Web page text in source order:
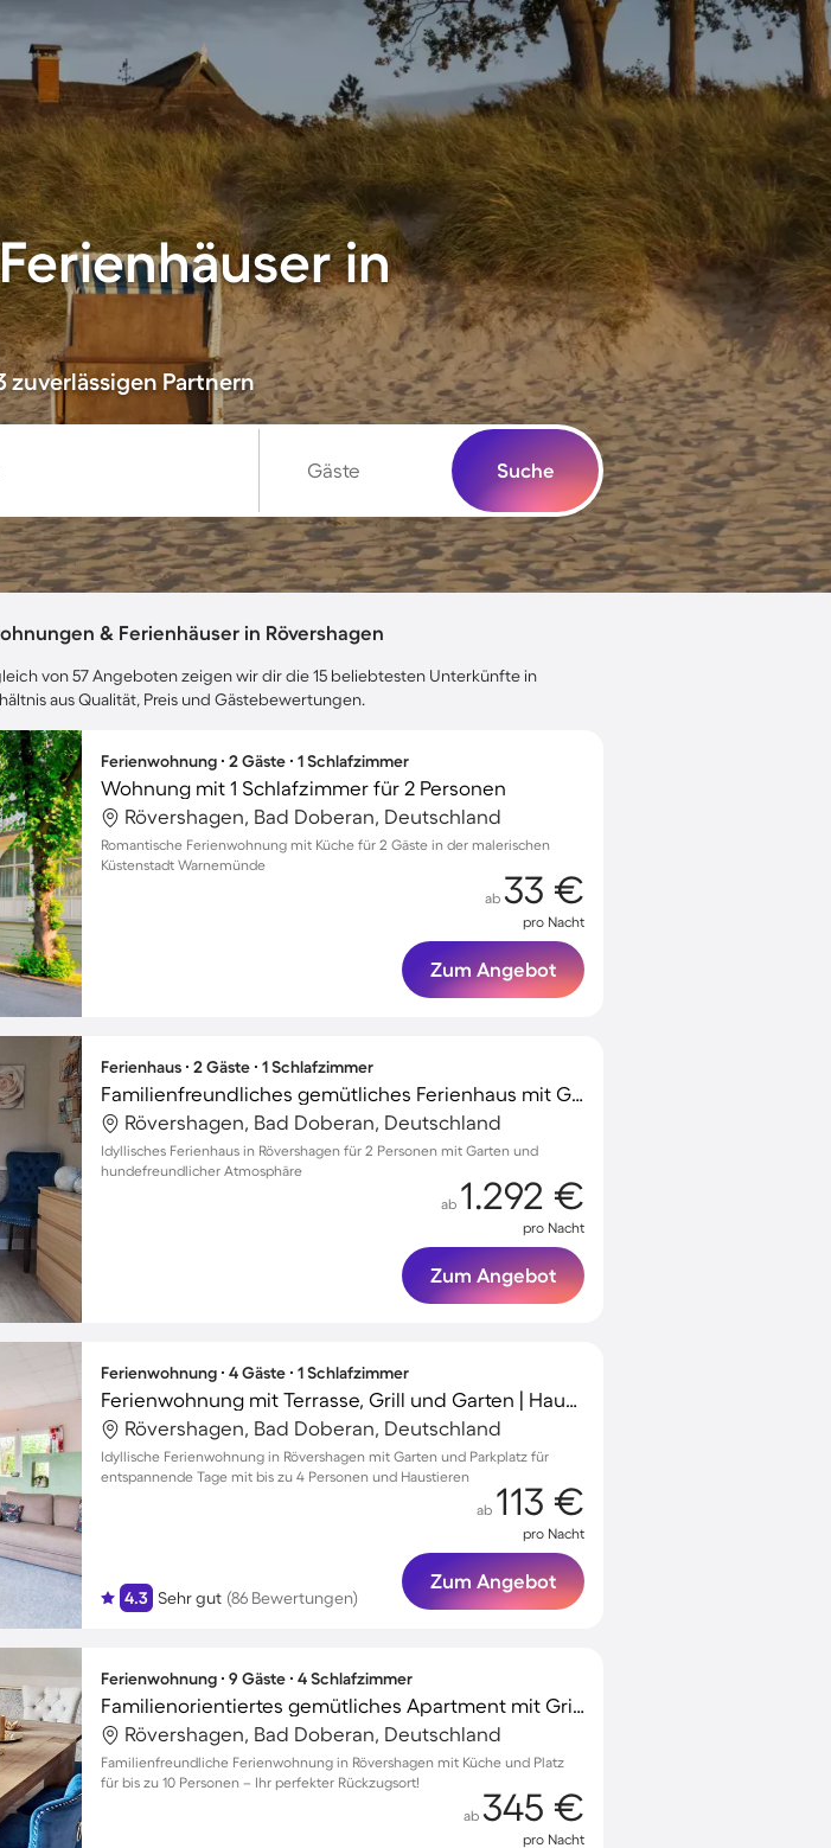
in
zuverlässigen Partnern
Gäste Suche
& Ferienhäuser in Rövershagen
von 57 Angeboten zeigen wir dir die 15 beliebtesten Unterkünfte in
aus Qualität, Preis und Gästebewertungen.
Ferienwohnung ∙ 2 Gäste ∙ 1 Schlafzimmer
Wohnung mit 1 Schlafzimmer für 2 Personen
Rövershagen, Bad Doberan, Deutschland
Romantische Ferienwohnung mit Küche für 2 Gäste in der malerischen
Küstenstadt Warnemünde
ab 33 €
pro Nacht
Zum Angebot
Ferienhaus ∙ 2 Gäste ∙ 1 Schlafzimmer
Familienfreundliches gemütliches Ferienhaus mit Garten, Grill und Terrasse | Haustierfreundlich
Rövershagen, Bad Doberan, Deutschland
Idyllisches Ferienhaus in Rövershagen für 2 Personen mit Garten und
hundefreundlicher Atmosphäre
ab 1.292 €
pro Nacht
Zum Angebot
Ferienwohnung ∙ 4 Gäste ∙ 1 Schlafzimmer
Ferienwohnung mit Terrasse, Grill und Garten | Haustiere sind willkommen
Rövershagen, Bad Doberan, Deutschland
Idyllische Ferienwohnung in Rövershagen mit Garten und Parkplatz für
entspannende Tage mit bis zu 4 Personen und Haustieren
4.3 Sehr gut (86 Bewertungen)
ab 113 €
pro Nacht
Zum Angebot
Ferienwohnung ∙ 9 Gäste ∙ 4 Schlafzimmer
Familienorientiertes gemütliches Apartment mit Grill | Haustierfreundlich
Rövershagen, Bad Doberan, Deutschland
Familienfreundliche Ferienwohnung in Rövershagen mit Küche und Platz
für bis zu 10 Personen – Ihr perfekter Rückzugsort!
ab 345 €
pro Nacht